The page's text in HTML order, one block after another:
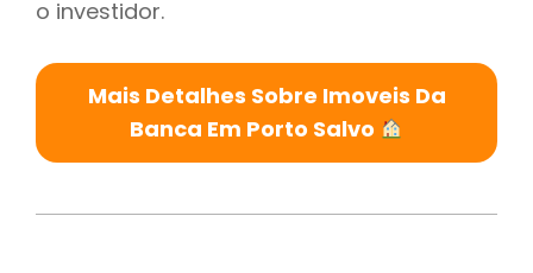
o investidor.
Mais Detalhes Sobre Imoveis Da
Banca Em Porto Salvo